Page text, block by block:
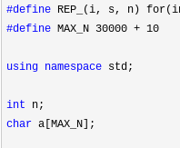
#define
#define MAX_N 30000 + 10
using namespace std;
int
char a[MAX_N];